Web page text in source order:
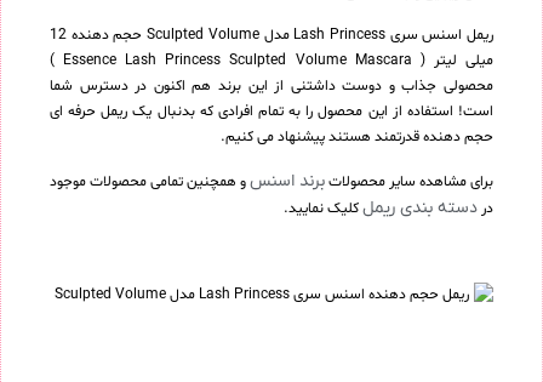
ریمل اسنس سری Lash Princess مدل Sculpted Volume حجم دهنده 12
میلی لیتر ( Essence Lash Princess Sculpted Volume Mascara )
محصولی جذاب و دوست داشتنی از این برند هم اکنون در دسترس شما
است! استفاده از این محصول را به تمام افرادی که بدنبال یک ریمل حرفه ای
حجم دهنده قدرتمند هستند پیشنهاد می کنیم.
برای مشاهده سایر محصولاتبرند اسنسو همچنین تمامی محصولات موجود
در دسته بندی ریملکلیک نمایید.